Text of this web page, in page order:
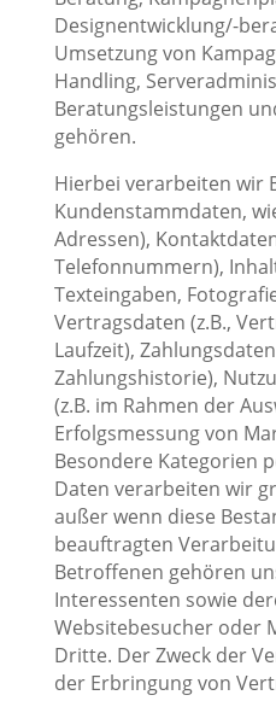
Designentwicklung/-
Umsetzung von
Handling,
Beratungsleistungen
gehören.
Hierbei verarbeiten wir
Kundenstammdaten,
Adressen),
Telefonnummern),
Texteingaben,
Vertragsdaten (z.B.,
Laufzeit),
Zahlungshistorie),
(z.B. im Rahmen der
Erfolgsmessung von
Besondere Kategorien
Daten verarbeiten wir
außer wenn diese
beauftragten
Betroffenen gehören
Interessenten sowie
Websitebesucher oder
Dritte. Der Zweck der
der Erbringung von